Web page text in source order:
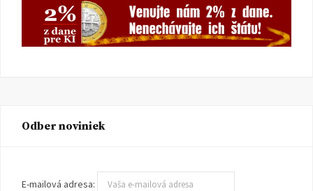
Odber noviniek
E-mailová adresa: